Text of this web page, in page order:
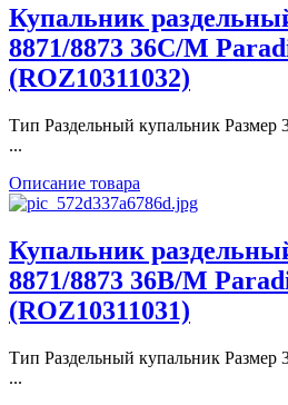
Купальник
8871/8873 36C/M
(ROZ10311032)
Тип Раздельный купальник
...
Описание товара
Купальник
8871/8873 36B/M
(ROZ10311031)
Тип Раздельный купальник
...